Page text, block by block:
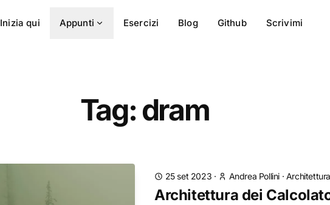
Inizia qui Appunti Esercizi Blog Github Scrivimi
Tag: dram
25 set 2023 · Andrea Pollini ·
Architettura dei